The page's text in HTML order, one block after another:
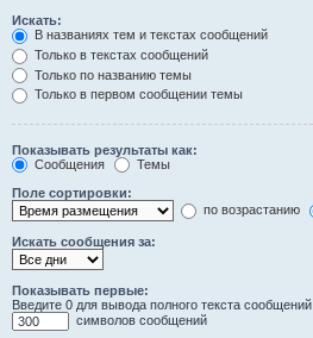
Искать:
В названиях тем и текстах сообщений
Только в текстах сообщений
Только по названию темы
Только в первом сообщении темы
Показывать результаты как:
Сообщения
Темы
Поле сортировки:
по возрастанию
Искать сообщения за:
Показывать первые:
Введите 0 для вывода полного текста сообщений.
символов сообщений